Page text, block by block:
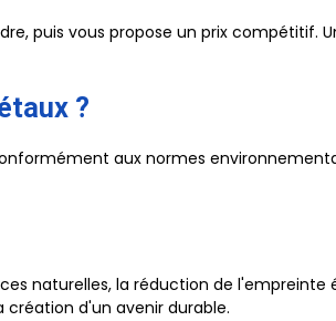
puis vous propose un prix compétitif.
?
aux normes
naturelles, la réduction de l'empreinte
d'un avenir durable.